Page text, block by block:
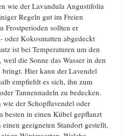
wie der Lavandula Angustifolia
Regeln gut im Freien
Frostperioden sollten er
oder Kokosmatten abgedeckt
ist bei Temperaturen um den
die Sonne das Wasser in den
Hier kann der Lavendel
empfiehlt es sich, ihn zum
Tannennadeln zu bedecken.
der Schopflavendel oder
besten in einen Kübel gepflanzt
geeigneten Standort gestellt,